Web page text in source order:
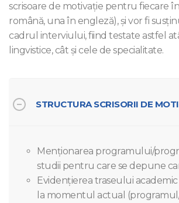
scrisoare de motivaţie pentru fiecare
română, una în engleză), şi vor fi
cadrul interviului, fiind testate astfel
lingvistice, cât şi cele de specialitate.
STRUCTURA SCRISORII DE
Menționarea programului/
studii pentru care se depune
Evidențierea traseului
la momentul actual